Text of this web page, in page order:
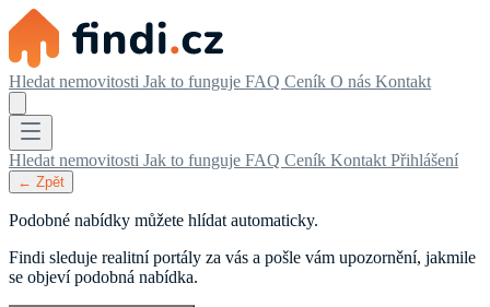
Hledat nemovitosti Jak to funguje FAQ Ceník O nás Kontakt
Hledat nemovitosti Jak to funguje FAQ Ceník Kontakt Přihlášení
← Zpět
Podobné nabídky můžete hlídat automaticky.
Findi sleduje realitní portály za vás a pošle vám upozornění, jakmile
se objeví podobná nabídka.